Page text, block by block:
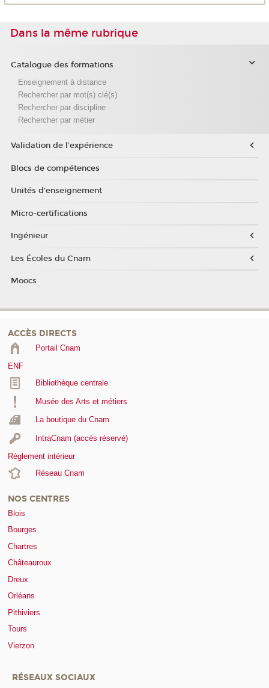
Dans la même rubrique
Catalogue des formations
Enseignement à distance
Rechercher par mot(s) clé(s)
Rechercher par discipline
Rechercher par métier
Validation de l'expérience
Blocs de compétences
Unités d'enseignement
Micro-certifications
Ingénieur
Les Écoles du Cnam
Moocs
ACCÈS DIRECTS
Portail Cnam
ENF
Bibliothèque centrale
Musée des Arts et métiers
La boutique du Cnam
IntraCnam (accès réservé)
Règlement intérieur
Réseau Cnam
NOS CENTRES
Blois
Bourges
Chartres
Châteauroux
Dreux
Orléans
Pithiviers
Tours
Vierzon
RÉSEAUX SOCIAUX